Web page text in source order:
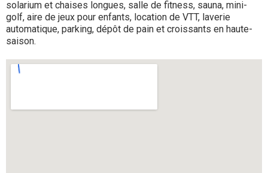
solarium et chaises longues, salle de fitness, sauna, mini-
golf, aire de jeux pour enfants, location de VTT, laverie
automatique, parking, dépôt de pain et croissants en haute-
saison.